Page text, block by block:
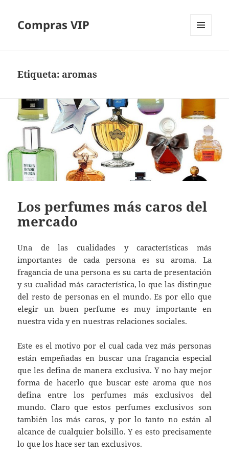
Compras VIP
Etiqueta: aromas
Los perfumes más caros del
mercado
Una de las cualidades y características más
importantes de cada persona es su aroma. La
fragancia de una persona es su carta de presentación
y su cualidad más característica, lo que las distingue
del resto de personas en el mundo. Es por ello que
elegir un buen perfume es muy importante en
nuestra vida y en nuestras relaciones sociales.
Este es el motivo por el cual cada vez más personas
están empeñadas en buscar una fragancia especial
que les defina de manera exclusiva. Y no hay mejor
forma de hacerlo que buscar este aroma que nos
defina entre los perfumes más exclusivos del
mundo. Claro que estos perfumes exclusivos son
también los más caros, y por lo tanto no están al
alcance de cualquier bolsillo. Y es esto precisamente
lo que los hace ser tan exclusivos.